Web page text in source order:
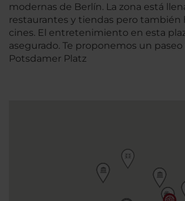
modernas de Berlín. La zona está
restaurantes y tiendas pero también
cines. El entretenimiento en esta
asegurado. Te proponemos un paseo
Potsdamer Platz